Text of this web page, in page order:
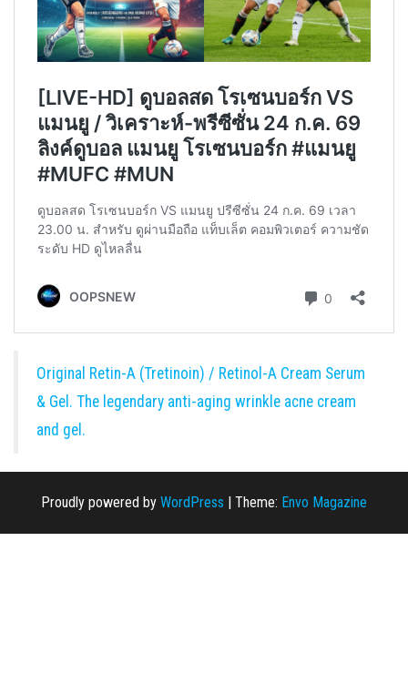
Original Retin-A (Tretinoin) / Retinol-A Cream Serum
& Gel. The legendary anti-aging wrinkle acne cream
and gel.
Proudly powered by WordPress | Theme: Envo Magazine